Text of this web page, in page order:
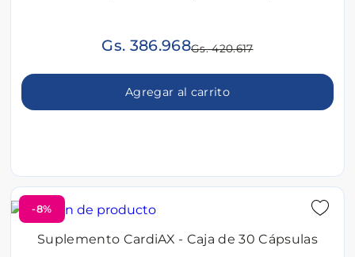
Gs. 386.968Gs. 420.617
Agregar al carrito
-8%
Suplemento CardiAX - Caja de 30 Cápsulas